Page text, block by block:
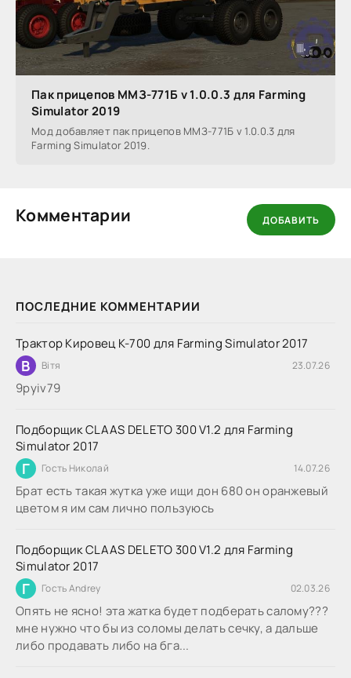
ПОСЛЕДНИЕ КОММЕНТАРИИ
Трактор Кировец К-700 для Farming Simulator 2017
В Вітя 23.07.26
9руіv79
Подборщик CLAAS DELETO 300 V1.2 для Farming
Simulator 2017
Г Гость Николай 14.07.26
Брат есть такая жутка уже ищи дон 680 он оранжевый
цветом я им сам лично пользуюсь
Подборщик CLAAS DELETO 300 V1.2 для Farming
Simulator 2017
Г Гость Andrey 02.03.26
Опять не ясно! эта жатка будет подберать салому???
мне нужно что бы из соломы делать сечку, а дальше
либо продавать либо на бга...
Пак прицепов ММЗ-771Б v 1.0.0.3 для Farming
Simulator 2019
Мод добавляет пак прицепов ММЗ-771Б v 1.0.0.3 для
Farming Simulator 2019.
Комментарии ДОБАВИТЬ